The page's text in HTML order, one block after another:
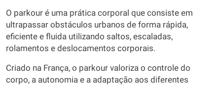
O parkour é uma prática corporal que consiste em
ultrapassar obstáculos urbanos de forma rápida,
eficiente e fluida utilizando saltos, escaladas,
rolamentos e deslocamentos corporais.
Criado na França, o parkour valoriza o controle do
corpo, a autonomia e a adaptação aos diferentes